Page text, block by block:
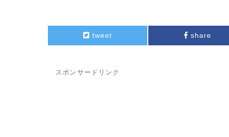
tweet share
スポンサードリンク